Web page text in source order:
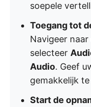
soepele
Toegang tot
Navigeer naar
selecteer
Audio. Geef
gemakkelijk
Start de